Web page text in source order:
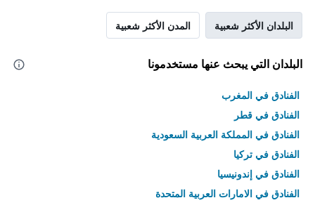
البلدان الأكثر شعبية المدن الأكثر شعبية
البلدان التي يبحث عنها مستخدمونا
الفنادق في المغرب
الفنادق في قطر
الفنادق في المملكة العربية السعودية
الفنادق في تركيا
الفنادق في إندونيسيا
الفنادق في الامارات العربية المتحدة